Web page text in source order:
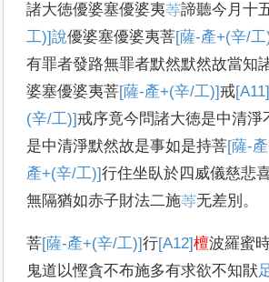
諸大徳優婆塞優婆夷䓁諦聽今月十
工)]說優婆塞優婆夷菩[薩-產+(辛/
有罪者發路無罪者默然默然故當知
婆塞優婆夷菩[薩-產+(辛/工)]戒
(辛/工)]戒序竟今問諸大徳是中清淨
是中清淨默然故是事如是持菩[薩-
產+(辛/工)]行住坐臥於四威儀慈悲
無隔猶如赤子財法二施䓁无差別 。
菩[薩-產+(辛/工)]行[A12]檀波羅蜜
鬼道以慳貪不布施多有求欲不知猒